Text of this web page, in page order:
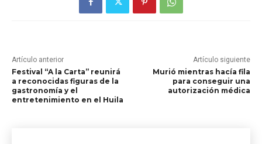
Artículo anterior
Festival “A la Carta” reunirá
a reconocidas figuras de la
gastronomía y el
entretenimiento en el Huila
Artículo siguiente
Murió mientras hacía fila
para conseguir una
autorización médica